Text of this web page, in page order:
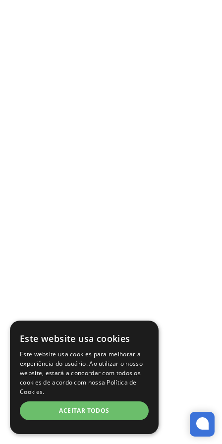
Este website usa cookies
Este website usa cookies para melhorar a
experiência do usuário. Ao utilizar o nosso
website, estará a concordar com todos os
cookies de acordo com nossa Política de
Cookies.
ACEITAR TODOS